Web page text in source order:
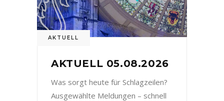
AKTUELL
AKTUELL 05.08.2026
Was sorgt heute für Schlagzeilen?
Ausgewählte Meldungen – schnell